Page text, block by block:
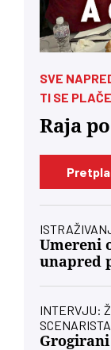
SVE
TI SE PLAČE
Raja
Umereni
unapred
INTERVJU:
SCENARISTA